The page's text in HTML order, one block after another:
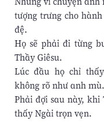
tượng trưng cho
đệ.
Họ sẽ phải đi từng
Thầy Giêsu.
Lúc đầu họ chỉ
không rõ như anh mù.
Phải đợi sau này, khi
thấy Ngài trọn vẹn.